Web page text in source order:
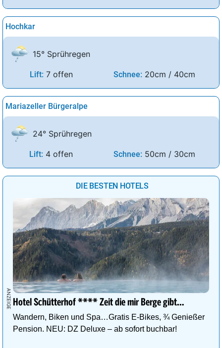
Hochkar
15° Sprühregen
Lift: 7 offen Schnee: 20cm / 40cm
Mariazeller Bürgeralpe
24° Sprühregen
Lift: 4 offen Schnee: 50cm / 30cm
DIE BESTEN HOTELS
Hotel Schütterhof **** Zeit die mir Berge gibt…
Wandern, Biken und Spa…Gratis E-Bikes, ¾ Genießer
Pension. NEU: DZ Deluxe – ab sofort buchbar!